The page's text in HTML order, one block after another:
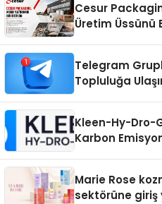
Cesur
Üretim Üssünü
Telegram
Topluluğa
Kleen-Hy-Dro-
Karbon
Aldı
Marie Rose
sektörüne giriş